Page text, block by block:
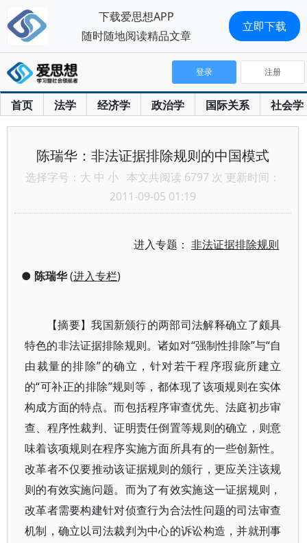
首页 法学 经济学 政治学 国际关系 社会学
登录 注册
陈瑞华：非法证据排除规则的中国模式
选择字号： 大 中 小 本文共阅读 6797 次 更新时间：
2011-09-05 01:19
进入专题：非法证据排除规则
● 陈瑞华(进入专栏)
【摘要】我国新颁行的两部司法解释确立了颇具
特色的非法证据排除规则。诸如对“强制性排除”与“自
由裁量的排除”的确立，针对若干程序瑕疵所建立
的“可补正的排除”规则等，都体现了该项规则在实体
构成方面的特点。而包括程序审查优先、法庭初步审
查、程序性裁判、证明责任倒置等规则的确立，则意
味着该项规则在程序实施方面所具有的一些创新性。
改革者不仅要推动该证据规则的颁行，更应关注该规
则的有效实施问题。而为了有效实施这一证据规则，
改革者需要构建针对侦查行为合法性问题的司法审查
机制，确立以司法裁判为中心的诉讼构造，并就刑事
下载爱思想APP
随时随地阅读精品文章
立即下载